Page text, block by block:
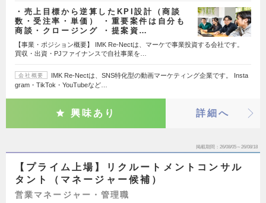
・売上目標から逆算したKPI設計（商談
数・受注率・単価） ・重要案件は自分も
商談・クロージング ・提案資…
【事業・ポジション概要】 IMK Re-Nectは、マーケで事業投資する会社です。
買収・出資・PJファイナンスで自社事業を…
会社概要
IMK Re-Nectは、SNS特化型の動画マーケティング企業です。 Insta
gram・TikTok・YouTubeなど…
興味あり 詳細へ
掲載期間 26/08/05～26/08/18
【プライム上場】リクルートメントコンサル
タント（マネージャー候補）
営業マネージャー・管理職